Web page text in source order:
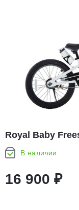
Royal Baby
В наличии
16 900 ₽